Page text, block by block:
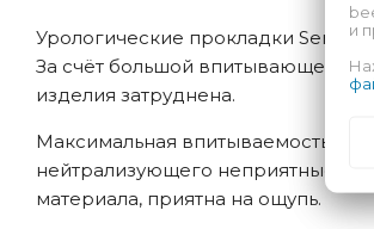
Урологические прокладки Seni
За счёт большой впитывающей
изделия затруднена.
Максимальная впитываемость
нейтрализующего неприятные
материала, приятна на ощупь.
и